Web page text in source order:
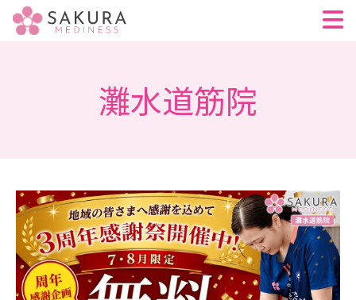
灘水道筋院